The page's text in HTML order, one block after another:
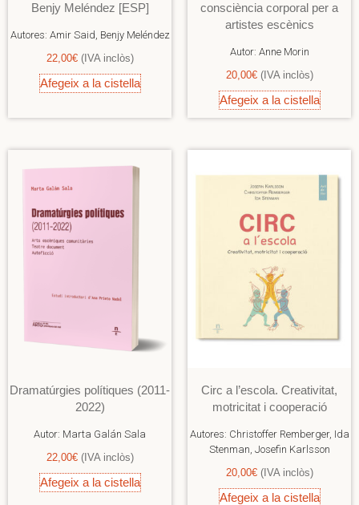
Benjy Meléndez [ESP]
Autores: Amir Said, Benjy Meléndez
22,00€ (IVA inclòs)
Afegeix a la cistella
consciència corporal per a
artistes escènics
Autor: Anne Morin
20,00€ (IVA inclòs)
Afegeix a la cistella
Dramatúrgies polítiques (2011-
2022)
Autor: Marta Galán Sala
22,00€ (IVA inclòs)
Afegeix a la cistella
Circ a l’escola. Creativitat,
motricitat i cooperació
Autores: Christoffer Remberger, Ida
Stenman, Josefin Karlsson
20,00€ (IVA inclòs)
Afegeix a la cistella